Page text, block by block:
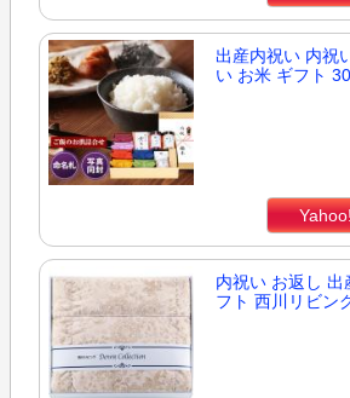
出産内祝い 内祝
い お米 ギフト
内祝い お返し
フト 西川リビン